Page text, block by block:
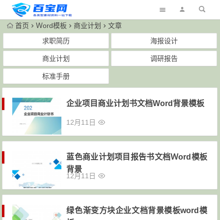
首页 Ｗord模板 商业计划
文章
求职简历
海报设计
商业计划 调研报告
标准手册
企业项目商业计划书文档Word背景模板
12月11日
蓝色商业计划项目报告书文档Ｗord模板
背景
12月11日
绿色渐变方块企业文档背景模板word模